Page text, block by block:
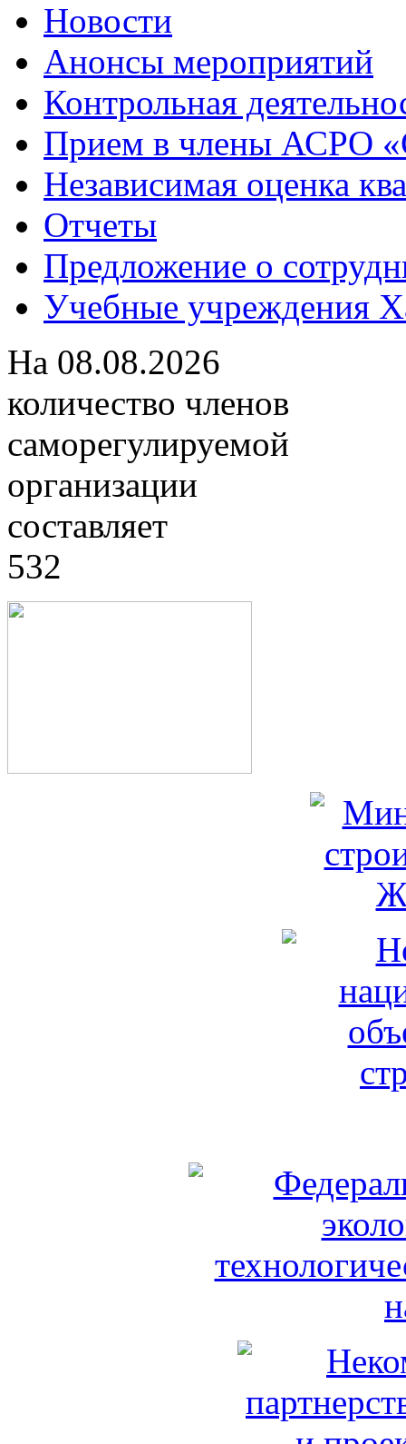
Новости
Анонсы мероприятий
Контрольная
Прием в члены АСРО
Независимая оценка
Отчеты
Предложение о
Учебные учреждения
На 08.08.2026
количество членов
саморегулируемой
организации
составляет
532